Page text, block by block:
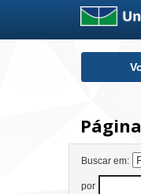
Buscar em:
por